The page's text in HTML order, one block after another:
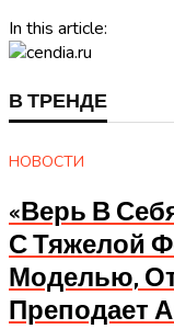
In this article:
В ТРЕНДЕ
НОВОСТИ
«Верь В
С Тяжелой
Моделью,
Преподает